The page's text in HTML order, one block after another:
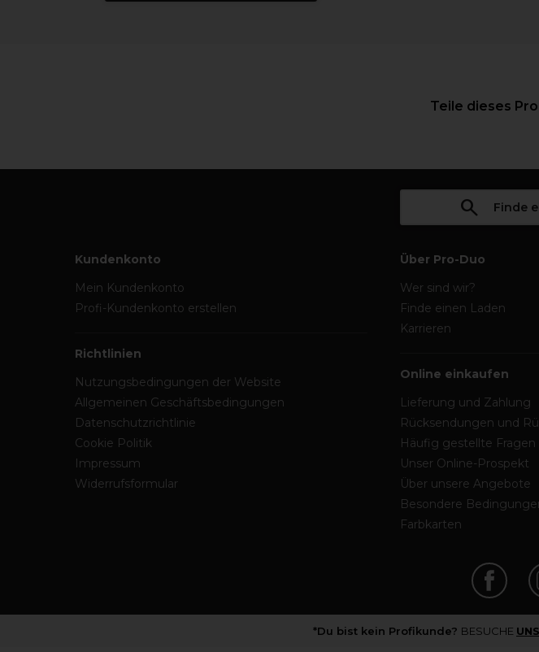
Teile dieses
Finde
Kundenkonto
Mein Kundenkonto
Profi-Kundenkonto erstellen
Richtlinien
Nutzungsbedingungen der Website
Allgemeinen Geschäftsbedingungen
Datenschutzrichtlinie
Cookie Politik
Impressum
Widerrufsformular
Über Pro-Duo
Wer sind wir?
Finde einen Laden
Karrieren
Online einkaufen
Lieferung und Zahlung
Rücksendungen und
Häufig gestellte Fragen
Unser Online-Prospekt
Über unsere Angebote
Besondere
Farbkarten
*Du bist kein Profikunde? BESUCHE